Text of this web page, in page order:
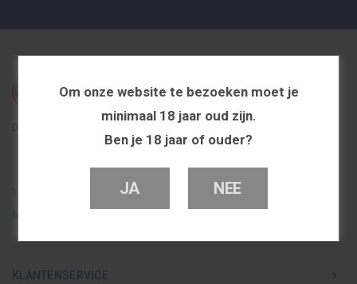
Om onze website te bezoeken moet je
minimaal 18 jaar oud zijn.
Ben je 18 jaar of ouder?
JA NEE
De beste en voordeligste vapeshop in Nederland
Telefoon
0251 839 447
KLANTENSERVICE